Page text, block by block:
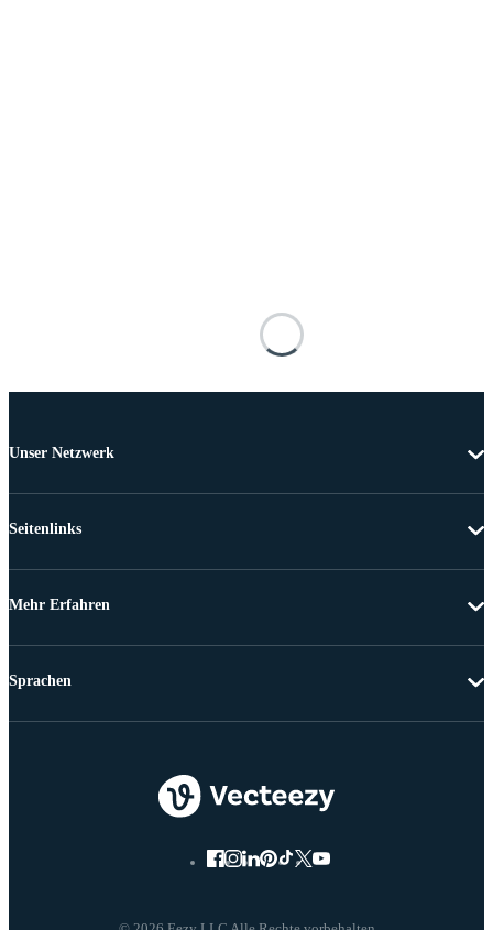
Unser Netzwerk
Seitenlinks
Mehr Erfahren
Sprachen